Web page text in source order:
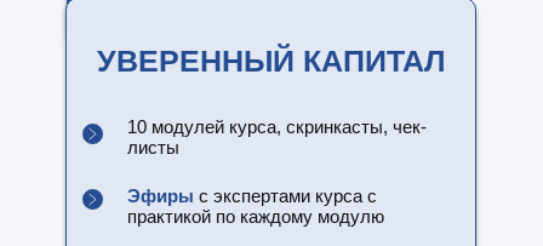
10 модулей курса, скринкасты, чек-
листы
УВЕРЕННЫЙ КАПИТАЛ
Эфиры с экспертами курса с
практикой по каждому модулю